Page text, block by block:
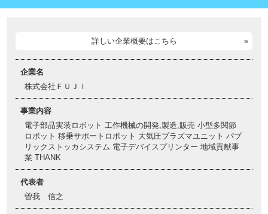
詳しい企業概要はこちら
企業名
株式会社ＦＵＪＩ
事業内容
電子部品実装ロボット 工作機械の開発,製造,販売 小型多関節
ロボット 移乗サポートロボット 大気圧プラズマユニット パブ
リックストッカシステム 電子デバイスプリンター 地域貢献事
業 THANK
代表者
曽我 信之